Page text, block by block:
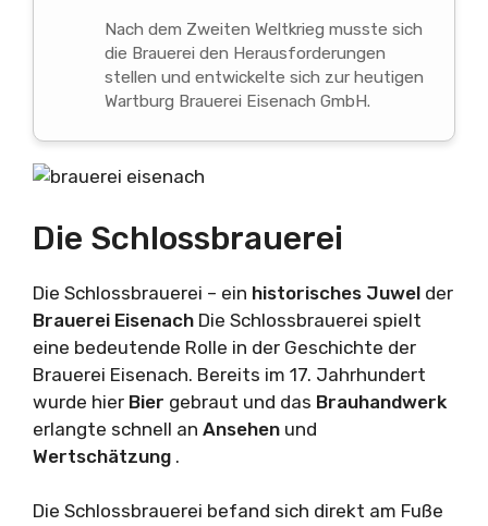
Nach dem Zweiten Weltkrieg musste sich
die Brauerei den Herausforderungen
stellen und entwickelte sich zur heutigen
Wartburg Brauerei Eisenach GmbH.
Die Schlossbrauerei
Die Schlossbrauerei – ein historisches Juwel der
Brauerei Eisenach Die Schlossbrauerei spielt
eine bedeutende Rolle in der Geschichte der
Brauerei Eisenach. Bereits im 17. Jahrhundert
wurde hier Bier gebraut und das Brauhandwerk
erlangte schnell an Ansehen und
Wertschätzung .
Die Schlossbrauerei befand sich direkt am Fuße